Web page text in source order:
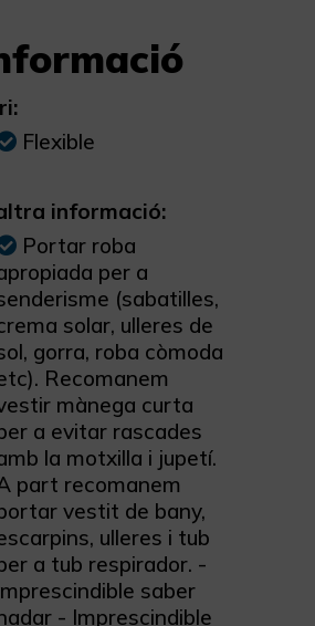
Flexible
informació:
Portar roba
per a
(sabatilles,
solar, ulleres de
gorra, roba còmoda
Recomanem
mànega curta
a evitar rascades
la motxilla i jupetí.
part recomanem
vestit de bany,
ulleres i tub
a tub respirador. -
saber
- Imprescindible